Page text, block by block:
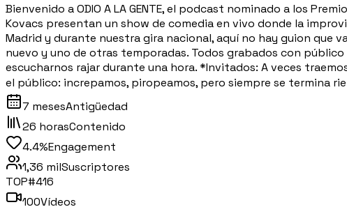
Bienvenido a ODIO A LA GENTE, el podcast nominado a los
Kovacs presentan un show de comedia en vivo donde la
Madrid y durante nuestra gira nacional, aquí no hay guion que
nuevo y uno de otras temporadas. Todos grabados con
escucharnos rajar durante una hora. *Invitados: A veces
el público: increpamos, piropeamos, pero siempre se termina
7 mesesAntigüedad
26 horasContenido
4.4%Engagement
1,36 milSuscriptores
TOP#416
100Vídeos